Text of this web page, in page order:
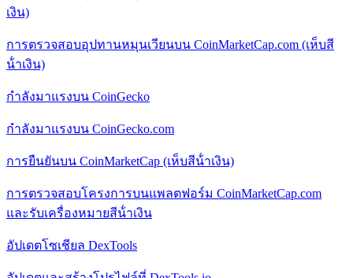
เงิน)
การตรวจสอบอุปทานหมุนเวียนบน CoinMarketCap.com (เห็บสี
น้ําเงิน)
กําลังมาแรงบน CoinGecko
กําลังมาแรงบน CoinGecko.com
การยืนยันบน CoinMarketCap (เห็บสีน้ําเงิน)
การตรวจสอบโครงการบนแพลตฟอร์ม CoinMarketCap.com
และรับเครื่องหมายสีน้ําเงิน
อัปเดตโซเชียล DexTools